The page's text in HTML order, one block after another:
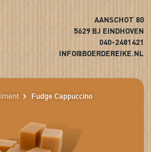
AANSCHOT 80
5629 BJ EINDHOVEN
040-2481421
INFO@BOERDEREIKE.NL
Fudge Cappuccino